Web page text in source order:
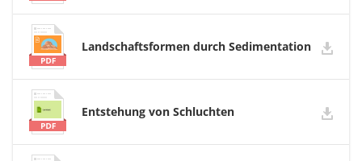
Landschaftsformen durch Sedimentation
Entstehung von Schluchten